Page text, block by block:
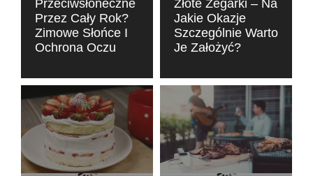
Przeciwsłoneczne
Przez Cały Rok?
Zimowe Słońce I
Ochrona Oczu
Złote Zegarki – Na
Jakie Okazje
Szczególnie Warto
Je Założyć?